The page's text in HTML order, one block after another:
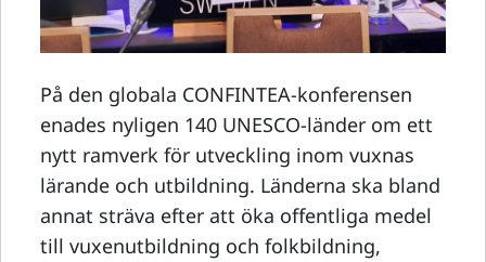
På den globala CONFINTEA-konferensen
enades nyligen 140 UNESCO-länder om ett
nytt ramverk för utveckling inom vuxnas
lärande och utbildning. Länderna ska bland
annat sträva efter att öka offentliga medel
till vuxenutbildning och folkbildning,